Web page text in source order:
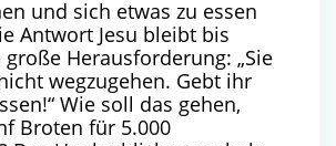
und sich etwas zu essen
Antwort Jesu bleibt bis
Herausforderung: „Sie
wegzugehen. Gebt ihr
Wie soll das gehen,
Broten für 5.000